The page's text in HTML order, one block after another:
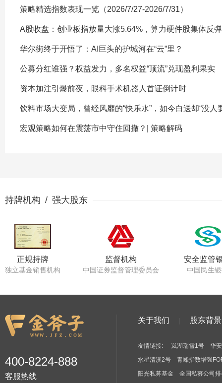
策略精选指数表现一览（2026/7/27-2026/7/31）
A股收盘：创业板指放量大涨5.64%，算力硬件股集体反弹
华尔街终于开悟了：AI巨头的护城河在“云”里？
公募分红谁强？权益发力，多名权益“顶流”兑现盈利果实
资本加注引爆前夜，眼科手术机器人首证倒计时
饮料市场大变局，曾经风靡的“快乐水”，如今白送却“没人
宏观策略如何在震荡市中守住回撤？| 策略解码
持牌机构 / 强大股东
正规持牌
独立基金销售机构
监督机构
中国证券监督管理委员会
安全监管
中国民生
400-8224-888
客服热线
关于我们 股东背景
友情链接: 岚湖瑞雪1号
华
水星清溪2号
青峰指数增强
阳光私募基金
全国私募公司